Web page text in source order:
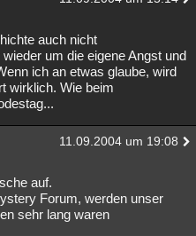
auch nicht
um die eigene Angst und
ich an etwas glaube, wird
wirklich. Wie beim
11.09.2004 um 19:08
auf.
Forum, werden unser
sehr lang waren